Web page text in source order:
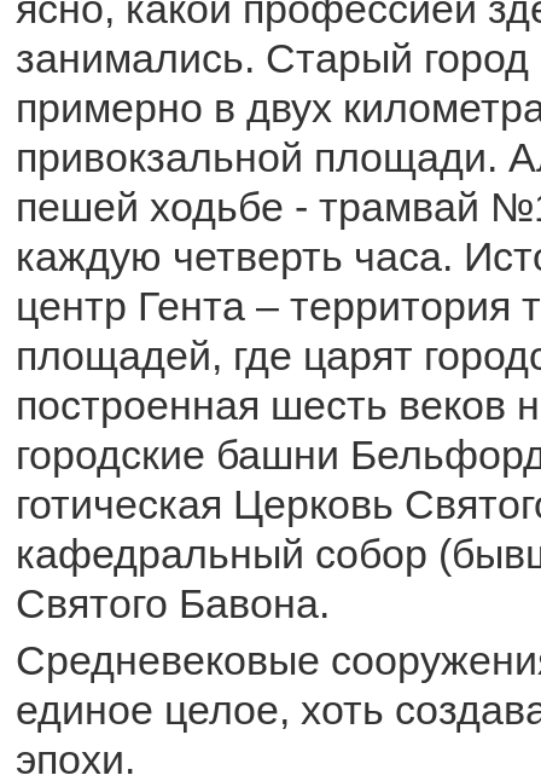
занимались. Старый город
примерно в двух
привокзальной площади.
пешей ходьбе - трамвай
каждую четверть часа.
центр Гента – территория
площадей, где царят
построенная шесть веков
городские башни
готическая Церковь
кафедральный собор
Святого Бавона.
Средневековые
единое целое, хоть
эпохи.